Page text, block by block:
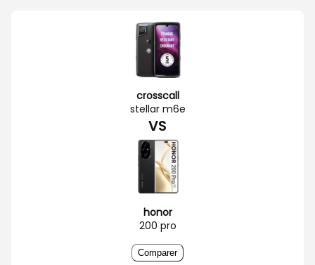
crosscall
stellar m6e
VS
honor
200 pro
Comparer